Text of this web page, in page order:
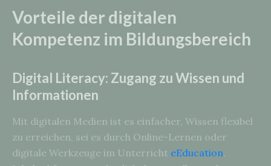
Vorteile der digitalen
Kompetenz im Bildungsbereich
Digital Literacy: Zugang zu Wissen und
Informationen
Mit digitalen Medien ist es einfacher, Wissen flexibel
zu erreichen, sei es durch Online-Lernen oder
digitale Werkzeuge im Unterricht eEducation.